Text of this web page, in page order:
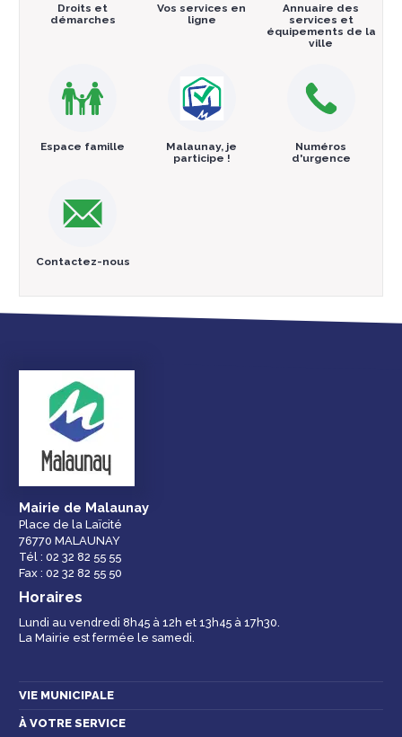
Droits et
démarches
Vos services en
ligne
Annuaire des
services et
équipements de la
ville
Espace famille
Malaunay, je
participe !
Numéros
d'urgence
Contactez-nous
Mairie de Malaunay
Place de la Laïcité
76770 MALAUNAY
Tél : 02 32 82 55 55
Fax : 02 32 82 55 50
Horaires
Lundi au vendredi 8h45 à 12h et 13h45 à 17h30.
La Mairie est fermée le samedi.
VIE MUNICIPALE
À VOTRE SERVICE